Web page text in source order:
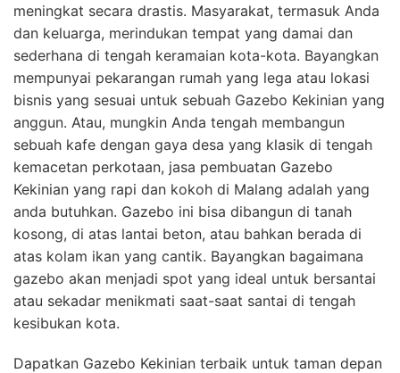
meningkat secara drastis. Masyarakat, termasuk Anda
dan keluarga, merindukan tempat yang damai dan
sederhana di tengah keramaian kota-kota. Bayangkan
mempunyai pekarangan rumah yang lega atau lokasi
bisnis yang sesuai untuk sebuah Gazebo Kekinian yang
anggun. Atau, mungkin Anda tengah membangun
sebuah kafe dengan gaya desa yang klasik di tengah
kemacetan perkotaan, jasa pembuatan Gazebo
Kekinian yang rapi dan kokoh di Malang adalah yang
anda butuhkan. Gazebo ini bisa dibangun di tanah
kosong, di atas lantai beton, atau bahkan berada di
atas kolam ikan yang cantik. Bayangkan bagaimana
gazebo akan menjadi spot yang ideal untuk bersantai
atau sekadar menikmati saat-saat santai di tengah
kesibukan kota.
Dapatkan Gazebo Kekinian terbaik untuk taman depan